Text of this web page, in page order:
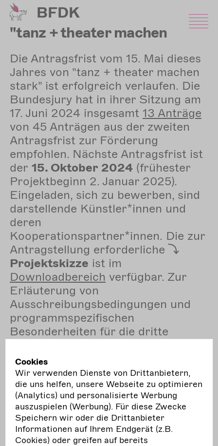
Direkt
zum
Inhalt
BFDK
"tanz + theater machen
Die Antragsfrist vom 15. Mai dieses
Jahres von "tanz + theater machen
stark" ist erfolgreich verlaufen. Die
Bundesjury hat in ihrer Sitzung am
17. Juni 2024 insgesamt 13 Anträge
von 45 Anträgen aus der zweiten
Antragsfrist zur Förderung
empfohlen. Nächste Antragsfrist ist
der 15. Oktober 2024 (frühester
Projektbeginn 2. Januar 2025).
Eingeladen, sich zu bewerben, sind
darstellende Künstler*innen und
deren
Kooperationspartner*innen. Die zur
Antragstellung erforderliche
Projektskizze ist im
Downloadbereich verfügbar. Zur
Erläuterung von
Ausschreibungsbedingungen und
programmspezifischen
Besonderheiten für die dritte
haben wir einen
entwickelt, der im
Downloadbereich zum
Herunterladen bereit steht.
20.06.24
Aktuelles
Cookies
Wir verwenden Dienste von Drittanbietern,
die uns helfen, unsere Webseite zu optimieren
(Analytics) und personalisierte Werbung
auszuspielen (Werbung). Für diese Zwecke
Speichern wir oder die Drittanbieter
Informationen auf Ihrem Endgerät (z.B.
Cookies) oder greifen auf bereits